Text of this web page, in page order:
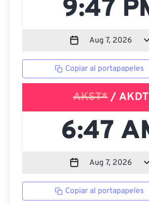
Copiar al portapapeles
AKST*/ AKDT
Copiar al portapapeles